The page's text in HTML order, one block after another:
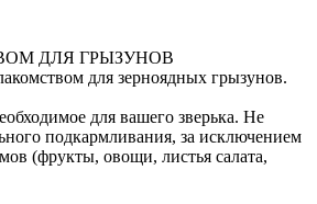
ДЛЯ ГРЫЗУНОВ
для зерноядных грызунов.
для вашего зверька. Не
подкармливания, за исключением
(фрукты, овощи, листья салата,